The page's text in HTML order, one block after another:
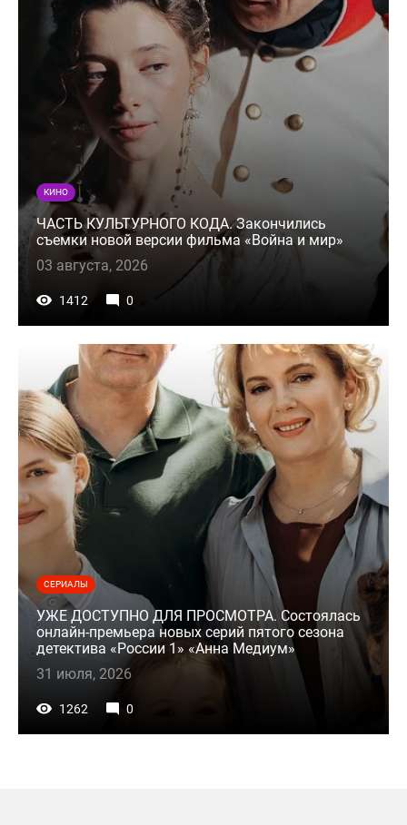
КИНО
ЧАСТЬ КУЛЬТУРНОГО КОДА. Закончились
съемки новой версии фильма «Война и мир»
03 августа, 2026
1412 0
СЕРИАЛЫ
УЖЕ ДОСТУПНО ДЛЯ ПРОСМОТРА. Состоялась
онлайн-премьера новых серий пятого сезона
детектива «России 1» «Анна Медиум»
31 июля, 2026
1262 0